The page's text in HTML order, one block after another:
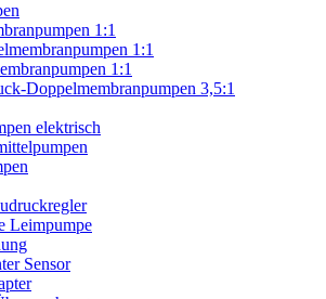
1:1
1:1
1:1
Doppelmembranpumpen 3,5:1
elektrisch
Leimpumpe
Sensor